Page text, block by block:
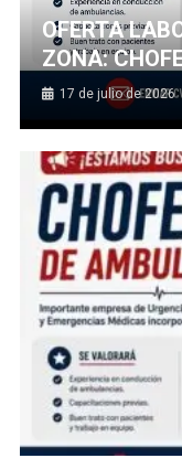
OFERTA
ZONA:
17 de julio de 2026